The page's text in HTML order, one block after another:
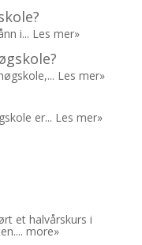
i... Les mer»
Les mer»
er... Les mer»
et halvårskurs i
more»